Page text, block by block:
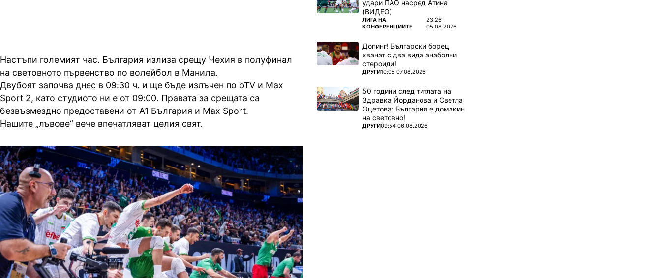
Настъпи големият час. България излиза срещу Чехия в полуфинал
на световното първенство по волейбол в Манила.
Двубоят започва днес в 09:30 ч. и ще бъде излъчен по bTV и Mаx
Sport 2, като студиото ни е от 09:00. Правата за срещата са
безвъзмездно предоставени от А1 България и Mаx Sport.
Нашите „лъвове“ вече впечатляват целия свят.
удари ПАО насред Атина
(ВИДЕО)
ПОВЕЧЕ ОТ
ЛИГА НА
КОНФЕРЕНЦИИТЕ
23:26
05.08.2026
Допинг! Български борец
хванат с два вида анаболни
стероиди!
ПОВЕЧЕ ОТ
ДРУГИ10:05 07.08.2026
50 години след титлата на
Здравка Йорданова и Светла
Оцетова: България е домакин
на световно!
ПОВЕЧЕ ОТ
ДРУГИ09:54 06.08.2026